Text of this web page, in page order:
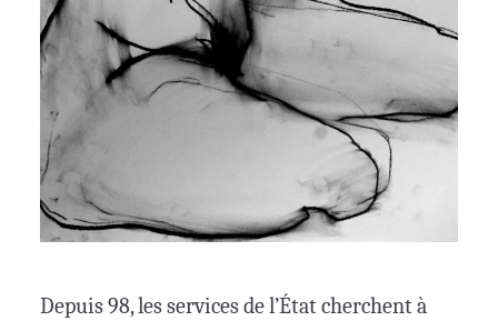
Depuis 98, les services de l’État cherchent à